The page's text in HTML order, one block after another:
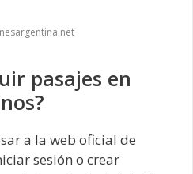
pasajes en
a la web oficial de
sesión o crear